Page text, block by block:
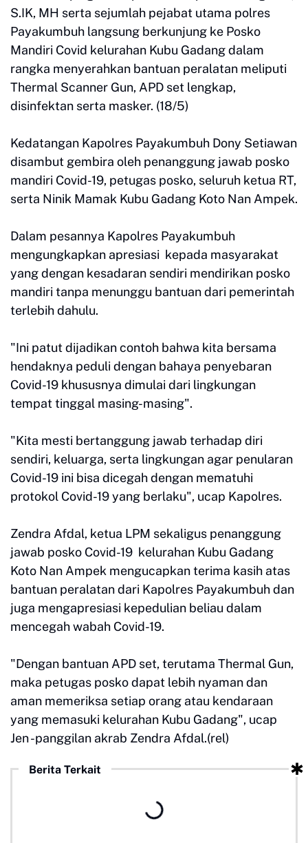
S.IK, MH serta sejumlah pejabat utama polres
Payakumbuh langsung berkunjung ke Posko
Mandiri Covid kelurahan Kubu Gadang dalam
rangka menyerahkan bantuan peralatan meliputi
Thermal Scanner Gun, APD set lengkap,
disinfektan serta masker. (18/5)
Kedatangan Kapolres Payakumbuh Dony Setiawan
disambut gembira oleh penanggung jawab posko
mandiri Covid-19, petugas posko, seluruh ketua RT,
serta Ninik Mamak Kubu Gadang Koto Nan Ampek.
Dalam pesannya Kapolres Payakumbuh
mengungkapkan apresiasi kepada masyarakat
yang dengan kesadaran sendiri mendirikan posko
mandiri tanpa menunggu bantuan dari pemerintah
terlebih dahulu.
"Ini patut dijadikan contoh bahwa kita bersama
hendaknya peduli dengan bahaya penyebaran
Covid-19 khususnya dimulai dari lingkungan
tempat tinggal masing-masing".
"Kita mesti bertanggung jawab terhadap diri
sendiri, keluarga, serta lingkungan agar penularan
Covid-19 ini bisa dicegah dengan mematuhi
protokol Covid-19 yang berlaku", ucap Kapolres.
Zendra Afdal, ketua LPM sekaligus penanggung
jawab posko Covid-19 kelurahan Kubu Gadang
Koto Nan Ampek mengucapkan terima kasih atas
bantuan peralatan dari Kapolres Payakumbuh dan
juga mengapresiasi kepedulian beliau dalam
mencegah wabah Covid-19.
"Dengan bantuan APD set, terutama Thermal Gun,
maka petugas posko dapat lebih nyaman dan
aman memeriksa setiap orang atau kendaraan
yang memasuki kelurahan Kubu Gadang", ucap
Jen -panggilan akrab Zendra Afdal.(rel)
Berita Terkait